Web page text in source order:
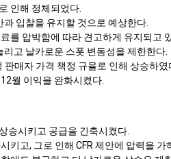
인해 정체되었다.
입찰을 유지할 것으로 예상한다.
를 압박함에 따라 견고하게 유지되고
리고 날카로운 스폿 변동성을 제한한다.
매자 가격 책정 규율로 인해 상승하였
월 이익을 완화시켰다.
승시키고 공급을 긴축시켰다.
키고, 그로 인해 CFR 제안에 압력을 가